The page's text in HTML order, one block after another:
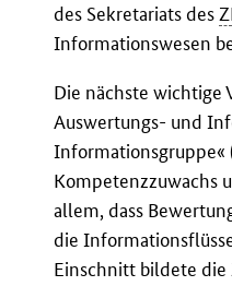
des Sekretariats des
Informationswesen
Die nächste wichtige
Auswertungs- und
Informationsgruppe«
Kompetenzzuwachs
allem, dass
die
Einschnitt bildete die